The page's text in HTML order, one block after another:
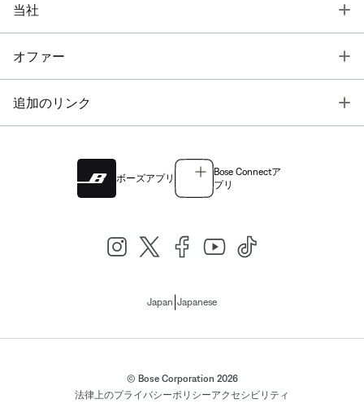
当社
オファー
追加のリンク
ボーズアプリ
Bose Connectア
プリ
Japan Japanese
© Bose Corporation 2026
法律上のプライバシーポリシーアクセシビリティ